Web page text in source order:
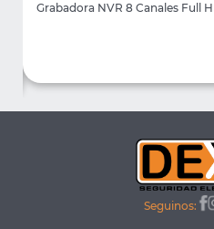
Grabadora NVR 8 Canales Full
Seguinos: